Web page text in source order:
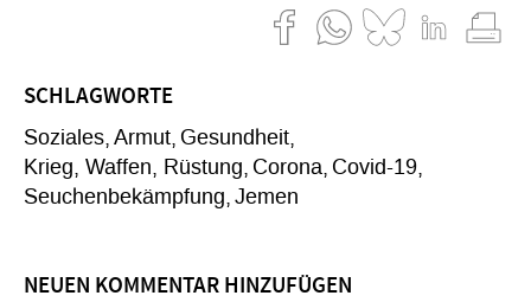
SCHLAGWORTE
Soziales Armut Gesundheit
Krieg, Waffen, Rüstung Corona Covid-19
Seuchenbekämpfung Jemen
NEUEN KOMMENTAR HINZUFÜGEN